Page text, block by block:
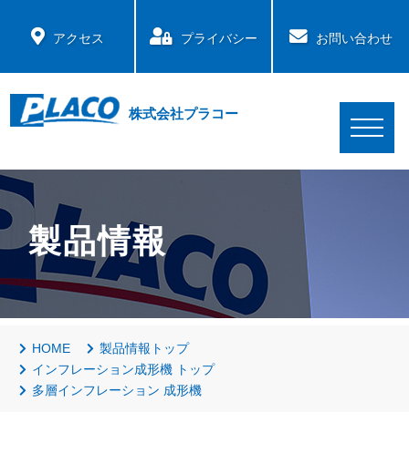
アクセス プライバシー お問い合わせ
株式会社プラコー
製品情報
HOME
製品情報トップ
インフレーション成形機 トップ
多層インフレーション 成形機